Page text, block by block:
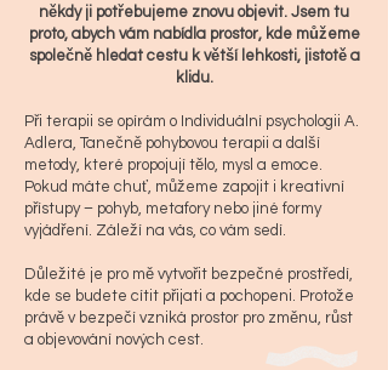
někdy ji potřebujeme znovu objevit. Jsem tu
proto, abych vám nabídla prostor, kde můžeme
společně hledat cestu k větší lehkosti, jistotě a
klidu.
Při terapii se opírám o Individuální psychologii A.
Adlera, Tanečně pohybovou terapii a další
metody, které propojují tělo, mysl a emoce.
Pokud máte chuť, můžeme zapojit i kreativní
přístupy – pohyb, metafory nebo jiné formy
vyjádření. Záleží na vás, co vám sedí.
Důležité je pro mě vytvořit bezpečné prostředí,
kde se budete cítit přijati a pochopeni. Protože
právě v bezpečí vzniká prostor pro změnu, růst
a objevování nových cest.